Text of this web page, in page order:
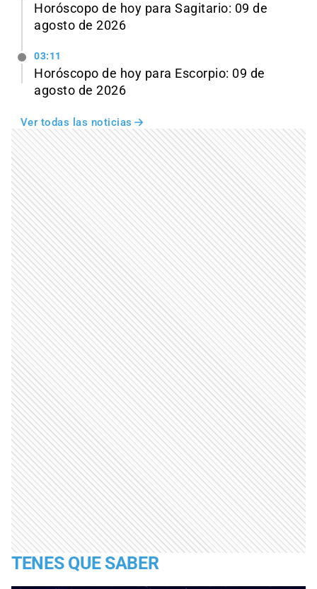
Horóscopo de hoy para Sagitario: 09 de
agosto de 2026
03:11
Horóscopo de hoy para Escorpio: 09 de
agosto de 2026
Ver todas las noticias
TENES QUE SABER